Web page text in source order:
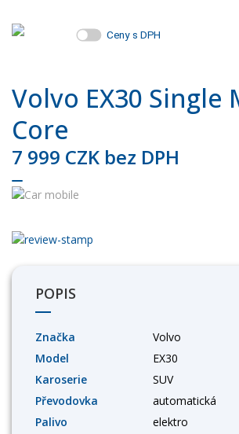
Ceny s DPH
Volvo EX30 Single
Core
7 999 CZK bez DPH
POPIS
Značka
Volvo
Model
EX30
Karoserie
SUV
Převodovka
automatická
Palivo
elektro